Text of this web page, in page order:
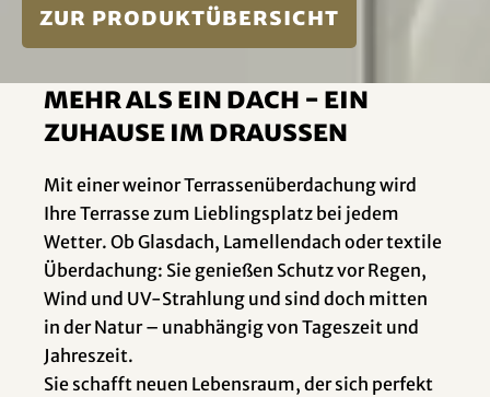
zur Produktübersicht
Mehr als ein Dach - ein
Zuhause im Draussen
Mit einer weinor Terrassenüberdachung wird
Ihre Terrasse zum Lieblingsplatz bei jedem
Wetter. Ob Glasdach, Lamellendach oder textile
Überdachung: Sie genießen Schutz vor Regen,
Wind und UV-Strahlung und sind doch mitten
in der Natur – unabhängig von Tageszeit und
Jahreszeit.
Sie schafft neuen Lebensraum, der sich perfekt